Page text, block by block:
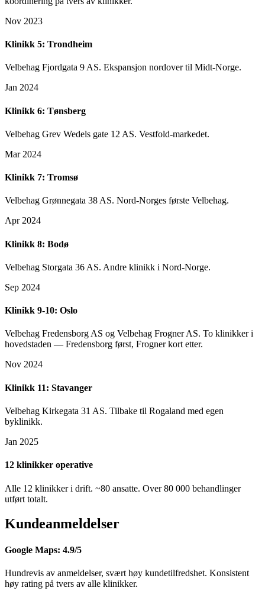
Nov 2023
Klinikk 5: Trondheim
Velbehag Fjordgata 9 AS. Ekspansjon nordover til Midt-Norge.
Jan 2024
Klinikk 6: Tønsberg
Velbehag Grev Wedels gate 12 AS. Vestfold-markedet.
Mar 2024
Klinikk 7: Tromsø
Velbehag Grønnegata 38 AS. Nord-Norges første Velbehag.
Apr 2024
Klinikk 8: Bodø
Velbehag Storgata 36 AS. Andre klinikk i Nord-Norge.
Sep 2024
Klinikk 9-10: Oslo
Velbehag Fredensborg AS og Velbehag Frogner AS. To klinikker i
hovedstaden — Fredensborg først, Frogner kort etter.
Nov 2024
Klinikk 11: Stavanger
Velbehag Kirkegata 31 AS. Tilbake til Rogaland med egen
byklinikk.
Jan 2025
12 klinikker operative
Alle 12 klinikker i drift. ~80 ansatte. Over 80 000 behandlinger
utført totalt.
Kundeanmeldelser
Google Maps: 4.9/5
Hundrevis av anmeldelser, svært høy kundetilfredshet. Konsistent
høy rating på tvers av alle klinikker.